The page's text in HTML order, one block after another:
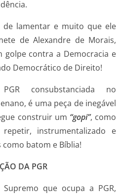
de lamentar e muito que ele
de Alexandre de Morais,
contra a Democracia e
Democrático de Direito!
consubstanciada no
é uma peça de inegável
construir um “gopi”, como
instrumentalizado e
batom e Bíblia!
DA PGR
que ocupa a PGR,